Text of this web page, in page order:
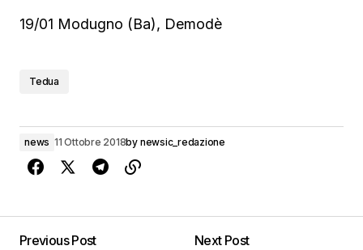
19/01 Modugno (Ba), Demodè
Tedua
news 11 Ottobre 2018by newsic_redazione
Previous Post
Next Post